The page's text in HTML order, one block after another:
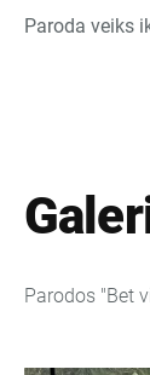
Paroda veiks
Parodos "Bet